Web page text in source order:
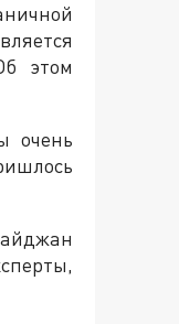
этом
очень